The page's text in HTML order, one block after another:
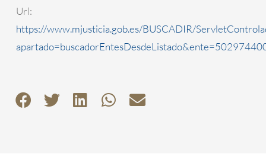
Url:
https://www.mjusticia.gob.es/BUSCADIR/